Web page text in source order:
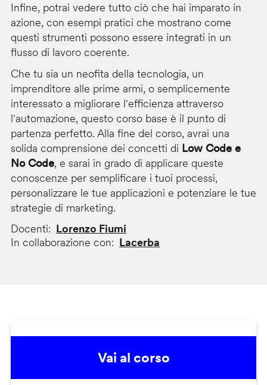
Infine, potrai vedere tutto ciò che hai imparato in
azione, con esempi pratici che mostrano come
questi strumenti possono essere integrati in un
flusso di lavoro coerente.
Che tu sia un neofita della tecnologia, un
imprenditore alle prime armi, o semplicemente
interessato a migliorare l'efficienza attraverso
l'automazione, questo corso base è il punto di
partenza perfetto. Alla fine del corso, avrai una
solida comprensione dei concetti di Low Code e
No Code, e sarai in grado di applicare queste
conoscenze per semplificare i tuoi processi,
personalizzare le tue applicazioni e potenziare le tue
strategie di marketing.
Docenti
Lorenzo Fiumi
In collaborazione con
Lacerba
Vai al corso